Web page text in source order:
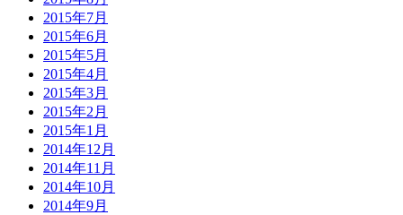
2015年7月
2015年6月
2015年5月
2015年4月
2015年3月
2015年2月
2015年1月
2014年12月
2014年11月
2014年10月
2014年9月